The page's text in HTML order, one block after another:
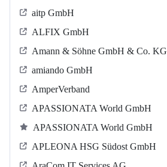
aitp GmbH
ALFIX GmbH
Amann & Söhne GmbH & Co. KG
amiando GmbH
AmperVerband
APASSIONATA World GmbH
APASSIONATA World GmbH
APLEONA HSG Südost GmbH